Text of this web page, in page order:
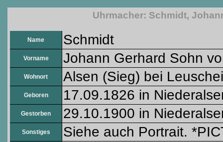
Uhrmacher: Schmidt,
Name Schmidt
Vorname Johann Gerhard Sohn
Wohnort Alsen (Sieg) bei
Geboren 17.09.1826 in
Gestorben 29.10.1900 in
Sonstiges Siehe auch Portrait.